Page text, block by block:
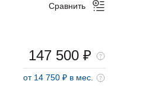
Сравнить
147 500 ₽
от 14 750 ₽ в мес.